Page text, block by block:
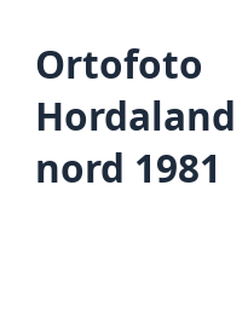
Ortofoto
Hordaland
nord 1981